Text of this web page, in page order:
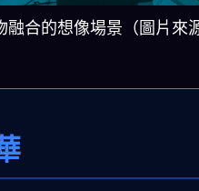
融合的想像場景（圖片來